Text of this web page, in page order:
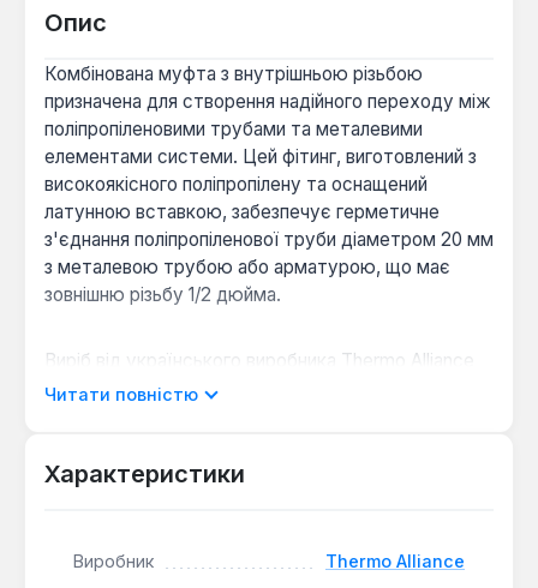
Опис
Комбінована муфта з внутрішньою різьбою
призначена для створення надійного переходу між
поліпропіленовими трубами та металевими
елементами системи. Цей фітинг, виготовлений з
високоякісного поліпропілену та оснащений
латунною вставкою, забезпечує герметичне
з'єднання поліпропіленової труби діаметром 20 мм
з металевою трубою або арматурою, що має
зовнішню різьбу 1/2 дюйма.
Виріб від українського виробника Thermo Alliance
поєднує міцність поліпропіленового корпусу з
до корозії та вимивання цинку, що дозволяє
відомий своєю хімічною інертністю та стійкістю
Читати повністю
Характеристики
Виробник Thermo Alliance